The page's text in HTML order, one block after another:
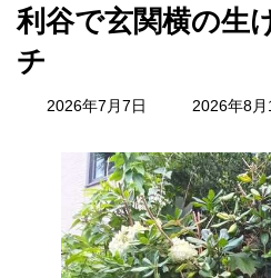
利谷で玄関横の生
チ
2026年7月7日
最
新
日
時
:
2026年8月